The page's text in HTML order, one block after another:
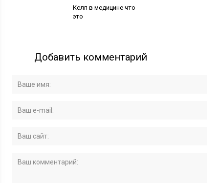
Кслп в медицине что
это
Добавить комментарий